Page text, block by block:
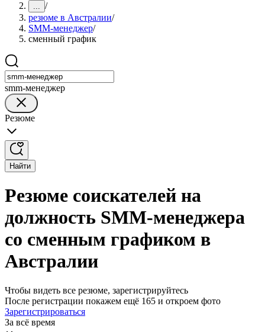
... /
резюме в Австралии/
SMM-менеджер/
сменный график
smm-менеджер
Резюме
Найти
Резюме соискателей на
должность SMM-менеджера
со сменным графиком в
Австралии
Чтобы видеть все резюме, зарегистрируйтесь
После регистрации покажем ещё 165 и откроем фото
Зарегистрироваться
За всё время